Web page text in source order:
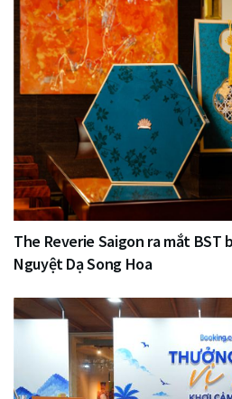
The Reverie Saigon ra mắt BST
Nguyệt Dạ Song Hoa